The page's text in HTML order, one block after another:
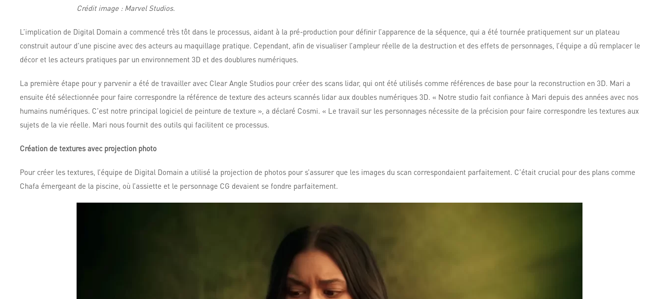
Crédit image : Marvel Studios.
L’implication de Digital Domain a commencé très tôt dans le processus, aidant à la pré-production pour définir l’apparence de la séquence, qui a été tournée pratiquement sur un plateau
construit autour d’une piscine avec des acteurs au maquillage pratique. Cependant, afin de visualiser l’ampleur réelle de la destruction et des effets de personnages, l’équipe a dû remplacer le
décor et les acteurs pratiques par un environnement 3D et des doublures numériques.
La première étape pour y parvenir a été de travailler avec Clear Angle Studios pour créer des scans lidar, qui ont été utilisés comme références de base pour la reconstruction en 3D. Mari a
ensuite été sélectionnée pour faire correspondre la référence de texture des acteurs scannés lidar aux doubles numériques 3D. « Notre studio fait confiance à Mari depuis des années avec nos
humains numériques. C’est notre principal logiciel de peinture de texture », a déclaré Cosmi. « Le travail sur les personnages nécessite de la précision pour faire correspondre les textures aux
sujets de la vie réelle. Mari nous fournit des outils qui facilitent ce processus.
Création de textures avec projection photo
Pour créer les textures, l’équipe de Digital Domain a utilisé la projection de photos pour s’assurer que les images du scan correspondaient parfaitement. C’était crucial pour des plans comme
Chafa émergeant de la piscine, où l’assiette et le personnage CG devaient se fondre parfaitement.